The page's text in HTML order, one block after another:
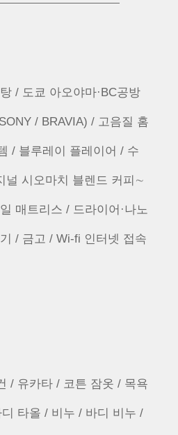
/ 도쿄 아오야마·BC공방
/ BRAVIA) / 고음질 홈
/ 블루레이 플레이어 / 수
널 시오마치 블렌드 커피∼
매트리스 / 드라이어·나노
/ 금고 / Wi-fi 인터넷 접속
/ 유카타 / 코튼 잠옷 / 목욕
타올 / 비누 / 바디 비누 /